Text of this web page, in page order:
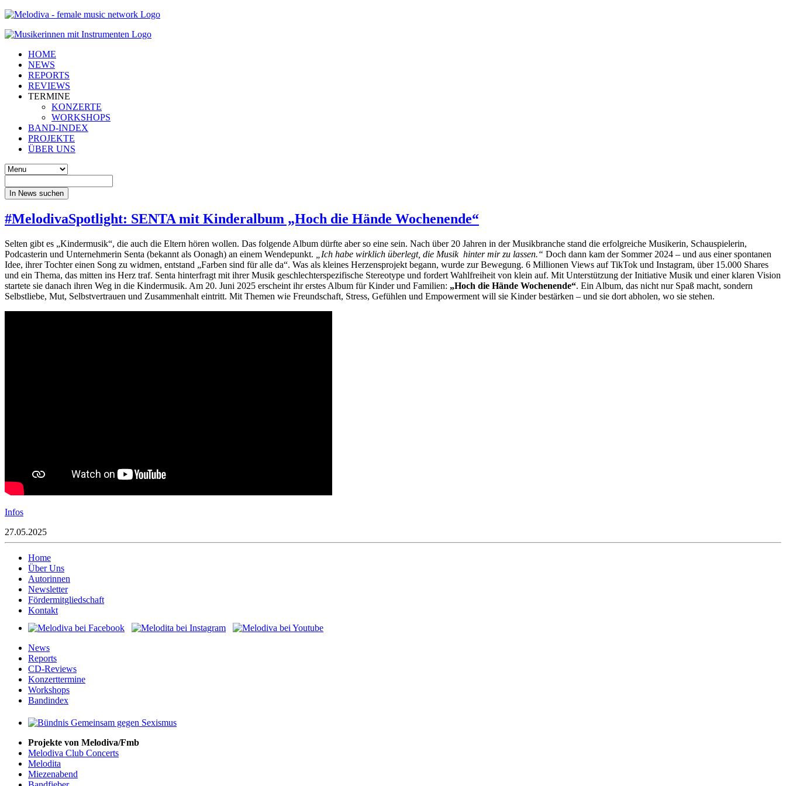
HOME
NEWS
REPORTS
REVIEWS
TERMINE
KONZERTE
WORKSHOPS
BAND-INDEX
PROJEKTE
ÜBER UNS
In News suchen
#MelodivaSpotlight: SENTA mit Kinderalbum „Hoch die Hände Wochenende“
Selten gibt es „Kindermusik“, die auch die Eltern hören wollen. Das folgende Album dürfte aber so eine sein. Nach über 20 Jahren in der Musikbranche stand die erfolgreiche Musikerin, Schauspielerin,
Podcasterin und Unternehmerin Senta (bekannt als Oonagh) an einem Wendepunkt.
„Ich habe wirklich überlegt, die Musik hinter mir zu lassen.“ Doch dann kam der Sommer 2024 – und aus einer spontanen
Idee, ihrer Tochter einen Song zu widmen, entstand „Farben sind für alle da“. Was als kleines Herzensprojekt begann, wurde zur Bewegung. 6 Millionen Views auf TikTok und Instagram, über 15.000 Shares
und ein Thema, das mitten ins Herz traf. Senta hinterfragt mit ihrer Musik geschlechterspezifische Stereotype und fordert Wahlfreiheit von klein auf. Mit Unterstützung der Initiative Musik und einer klaren Vision
startete sie danach ihren Weg in die Kindermusik. Am 20. Juni 2025 erscheint ihr erstes Album für Kinder und Familien: „Hoch die Hände Wochenende“. Ein Album, das nicht nur Spaß macht, sondern
Selbstliebe, Mut, Selbstvertrauen und Zusammenhalt eintritt. Mit Themen wie Freundschaft, Stress, Gefühlen und Empowerment will sie Kinder bestärken – und sie dort abholen, wo sie stehen.
Infos
27.05.2025
Home
Über Uns
Autorinnen
Newsletter
Fördermitgliedschaft
Kontakt
News
Reports
CD-Reviews
Konzerttermine
Workshops
Bandindex
Projekte von Melodiva/Fmb
Melodiva Club Concerts
Melodita
Miezenabend